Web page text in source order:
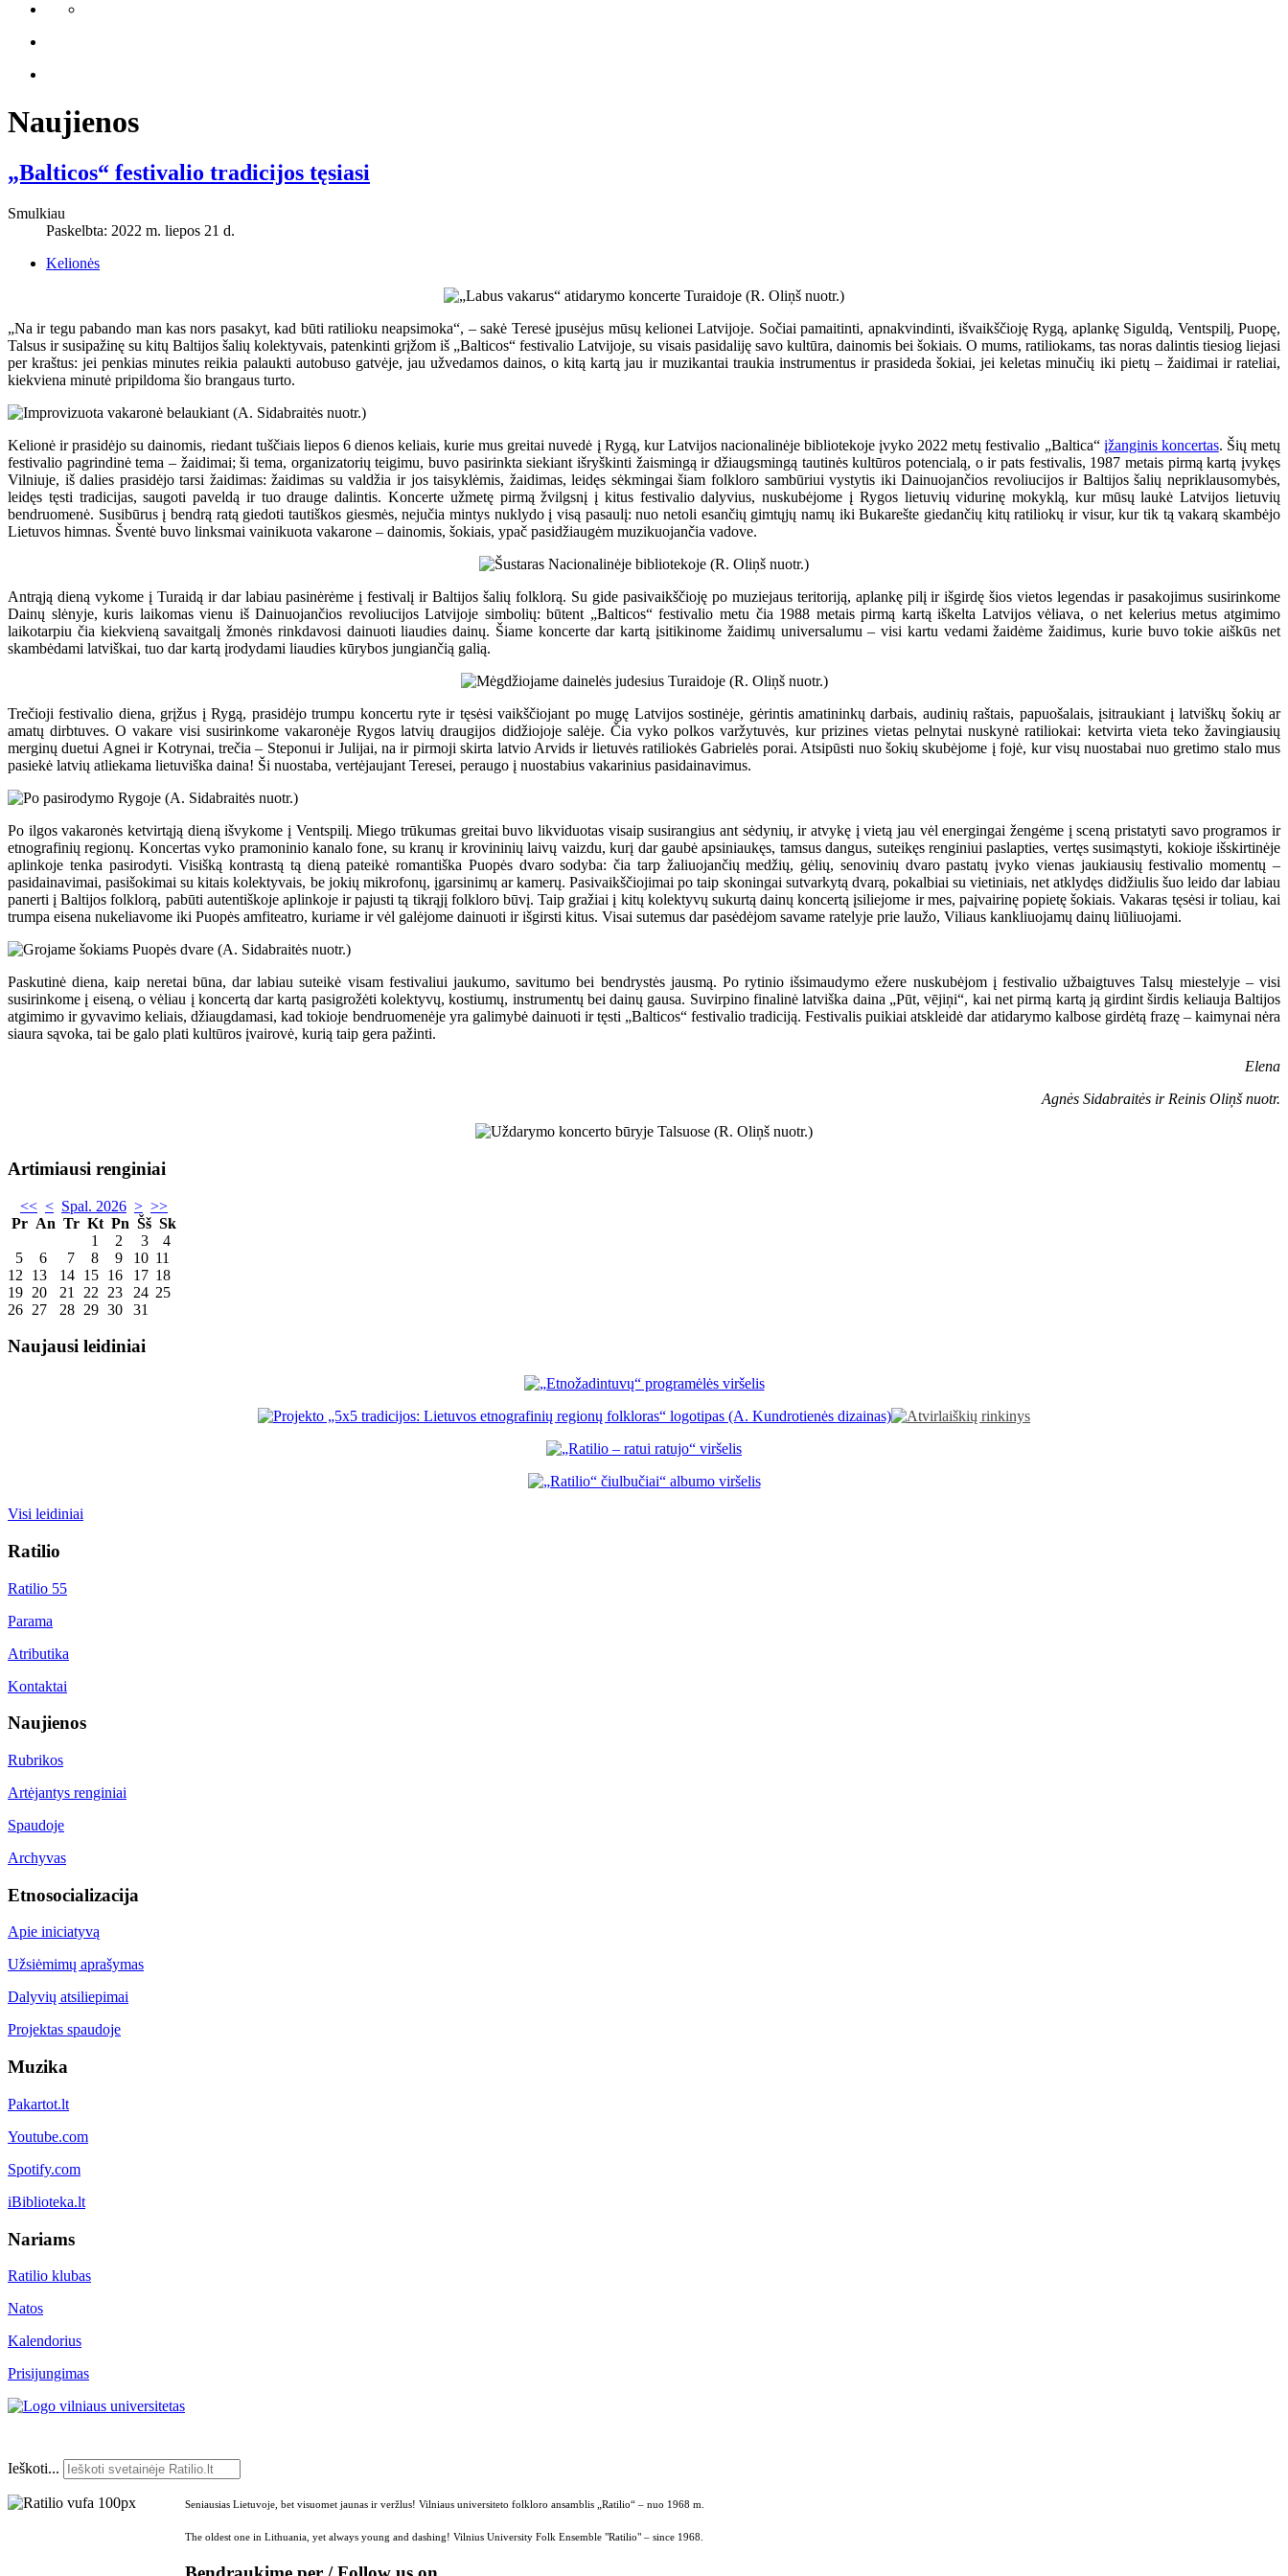
Naujienos
„Balticos“ festivalio tradicijos tęsiasi
Smulkiau
Paskelbta: 2022 m. liepos 21 d.
Kelionės
„Na ir tegu pabando man kas nors pasakyt, kad būti ratilioku neapsimoka“, – sakė Teresė įpusėjus mūsų kelionei Latvijoje. Sočiai pamaitinti, apnakvindinti, išvaikščioję Rygą, aplankę Siguldą, Ventspilį, Puopę,
Talsus ir susipažinę su kitų Baltijos šalių kolektyvais, patenkinti grįžom iš „Balticos“ festivalio Latvijoje, su visais pasidaliję savo kultūra, dainomis bei šokiais. O mums, ratiliokams, tas noras dalintis tiesiog liejasi
per kraštus: jei penkias minutes reikia palaukti autobuso gatvėje, jau užvedamos dainos, o kitą kartą jau ir muzikantai traukia instrumentus ir prasideda šokiai, jei keletas minučių iki pietų – žaidimai ir rateliai,
kiekviena minutė pripildoma šio brangaus turto.
Kelionė ir prasidėjo su dainomis, riedant tuščiais liepos 6 dienos keliais, kurie mus greitai nuvedė į Rygą, kur Latvijos nacionalinėje bibliotekoje įvyko 2022 metų festivalio „Baltica“ įžanginis koncertas. Šių metų
festivalio pagrindinė tema – žaidimai; ši tema, organizatorių teigimu, buvo pasirinkta siekiant išryškinti žaismingą ir džiaugsmingą tautinės kultūros potencialą, o ir pats festivalis, 1987 metais pirmą kartą įvykęs
Vilniuje, iš dalies prasidėjo tarsi žaidimas: žaidimas su valdžia ir jos taisyklėmis, žaidimas, leidęs sėkmingai šiam folkloro sambūriui vystytis iki Dainuojančios revoliucijos ir Baltijos šalių nepriklausomybės,
leidęs tęsti tradicijas, saugoti paveldą ir tuo drauge dalintis. Koncerte užmetę pirmą žvilgsnį į kitus festivalio dalyvius, nuskubėjome į Rygos lietuvių vidurinę mokyklą, kur mūsų laukė Latvijos lietuvių
bendruomenė. Susibūrus į bendrą ratą giedoti tautiškos giesmės, nejučia mintys nuklydo į visą pasaulį: nuo netoli esančių gimtųjų namų iki Bukarešte giedančių kitų ratiliokų ir visur, kur tik tą vakarą skambėjo
Lietuvos himnas. Šventė buvo linksmai vainikuota vakarone – dainomis, šokiais, ypač pasidžiaugėm muzikuojančia vadove.
Antrąją dieną vykome į Turaidą ir dar labiau pasinėrėme į festivalį ir Baltijos šalių folklorą. Su gide pasivaikščioję po muziejaus teritoriją, aplankę pilį ir išgirdę šios vietos legendas ir pasakojimus susirinkome
Dainų slėnyje, kuris laikomas vienu iš Dainuojančios revoliucijos Latvijoje simbolių: būtent „Balticos“ festivalio metu čia 1988 metais pirmą kartą iškelta Latvijos vėliava, o net kelerius metus atgimimo
laikotarpiu čia kiekvieną savaitgalį žmonės rinkdavosi dainuoti liaudies dainų. Šiame koncerte dar kartą įsitikinome žaidimų universalumu – visi kartu vedami žaidėme žaidimus, kurie buvo tokie aiškūs net
skambėdami latviškai, tuo dar kartą įrodydami liaudies kūrybos jungiančią galią.
Trečioji festivalio diena, grįžus į Rygą, prasidėjo trumpu koncertu ryte ir tęsėsi vaikščiojant po mugę Latvijos sostinėje, gėrintis amatininkų darbais, audinių raštais, papuošalais, įsitraukiant į latviškų šokių ar
amatų dirbtuves. O vakare visi susirinkome vakaronėje Rygos latvių draugijos didžiojoje salėje. Čia vyko polkos varžytuvės, kur prizines vietas pelnytai nuskynė ratiliokai: ketvirta vieta teko žavingiausių
merginų duetui Agnei ir Kotrynai, trečia – Steponui ir Julijai, na ir pirmoji skirta latvio Arvids ir lietuvės ratiliokės Gabrielės porai. Atsipūsti nuo šokių skubėjome į fojė, kur visų nuostabai nuo gretimo stalo mus
pasiekė latvių atliekama lietuviška daina! Ši nuostaba, vertėjaujant Teresei, peraugo į nuostabius vakarinius pasidainavimus.
Po ilgos vakaronės ketvirtąją dieną išvykome į Ventspilį. Miego trūkumas greitai buvo likviduotas visaip susirangius ant sėdynių, ir atvykę į vietą jau vėl energingai žengėme į sceną pristatyti savo programos ir
etnografinių regionų. Koncertas vyko pramoninio kanalo fone, su kranų ir krovininių laivų vaizdu, kurį dar gaubė apsiniaukęs, tamsus dangus, suteikęs renginiui paslapties, vertęs susimąstyti, kokioje išskirtinėje
aplinkoje tenka pasirodyti. Visišką kontrastą tą dieną pateikė romantiška Puopės dvaro sodyba: čia tarp žaliuojančių medžių, gėlių, senovinių dvaro pastatų įvyko vienas jaukiausių festivalio momentų –
pasidainavimai, pasišokimai su kitais kolektyvais, be jokių mikrofonų, įgarsinimų ar kamerų. Pasivaikščiojimai po taip skoningai sutvarkytą dvarą, pokalbiai su vietiniais, net atklydęs didžiulis šuo leido dar labiau
panerti į Baltijos folklorą, pabūti autentiškoje aplinkoje ir pajusti tą tikrąjį folkloro būvį. Taip gražiai į kitų kolektyvų sukurtą dainų koncertą įsiliejome ir mes, paįvairinę popietę šokiais. Vakaras tęsėsi ir toliau, kai
trumpa eisena nukeliavome iki Puopės amfiteatro, kuriame ir vėl galėjome dainuoti ir išgirsti kitus. Visai sutemus dar pasėdėjom savame ratelyje prie laužo, Viliaus kankliuojamų dainų liūliuojami.
Paskutinė diena, kaip neretai būna, dar labiau suteikė visam festivaliui jaukumo, savitumo bei bendrystės jausmą. Po rytinio išsimaudymo ežere nuskubėjom į festivalio užbaigtuves Talsų miestelyje – visi
susirinkome į eiseną, o vėliau į koncertą dar kartą pasigrožėti kolektyvų, kostiumų, instrumentų bei dainų gausa. Suvirpino finalinė latviška daina „Pūt, vējiņi“, kai net pirmą kartą ją girdint širdis keliauja Baltijos
atgimimo ir gyvavimo keliais, džiaugdamasi, kad tokioje bendruomenėje yra galimybė dainuoti ir tęsti „Balticos“ festivalio tradiciją. Festivalis puikiai atskleidė dar atidarymo kalbose girdėtą frazę – kaimynai nėra
siaura sąvoka, tai be galo plati kultūros įvairovė, kurią taip gera pažinti.
Elena
Agnės Sidabraitės ir Reinis Oliņš nuotr.
Artimiausi renginiai
<< < Spal. 2026 > >>
Pr An Tr Kt Pn Šš Sk
1
2 3
4
5
6 7 8 9 10 11
12
13 14 15 16 17 18
19 20 21 22 23 24 25
26 27 28 29 30 31
Naujausi leidiniai
Visi leidiniai
Ratilio
Ratilio 55
Parama
Atributika
Kontaktai
Naujienos
Rubrikos
Artėjantys renginiai
Spaudoje
Archyvas
Etnosocializacija
Apie iniciatyvą
Užsiėmimų aprašymas
Dalyvių atsiliepimai
Projektas spaudoje
Muzika
Pakartot.lt
Youtube.com
Spotify.com
iBiblioteka.lt
Nariams
Ratilio klubas
Natos
Kalendorius
Prisijungimas
Ieškoti...
Seniausias Lietuvoje, bet visuomet jaunas ir veržlus! Vilniaus universiteto folkloro ansamblis „Ratilio“ – nuo 1968 m.
The oldest one in Lithuania, yet always young and dashing! Vilnius University Folk Ensemble "Ratilio" – since 1968.